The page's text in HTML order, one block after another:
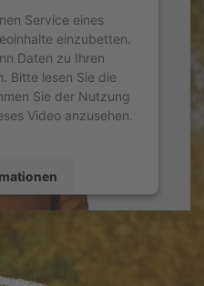
Service eines
einzubetten.
Daten zu Ihren
Bitte lesen Sie die
Sie der Nutzung
Video anzusehen.